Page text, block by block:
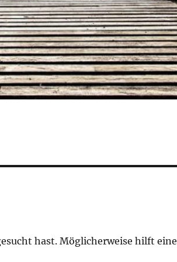
hast. Möglicherweise hilft eine